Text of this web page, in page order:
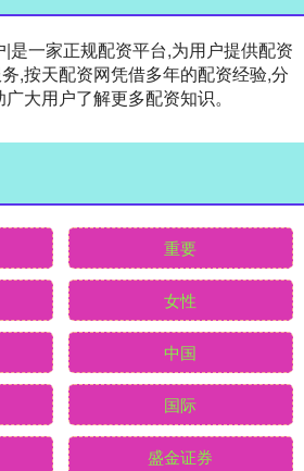
是一家正规配资平台,为用户提供配资
,按天配资网凭借多年的配资经验,分
大用户了解更多配资知识。
重要
女性
中国
国际
盛金证券